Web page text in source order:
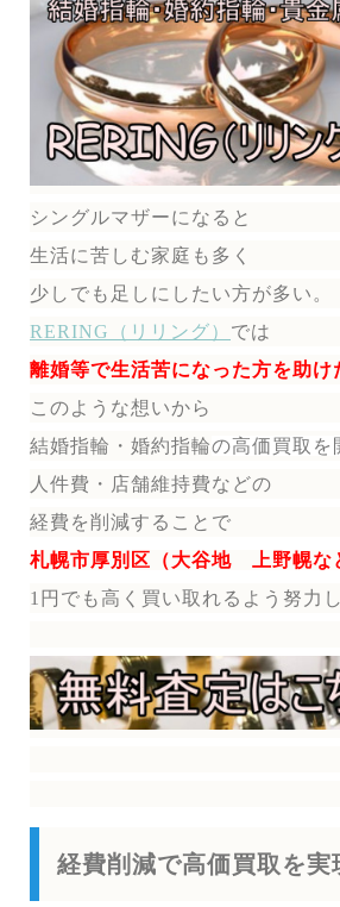
シングルマザーになると
生活に苦しむ家庭も多く
少しでも足しにしたい方が多い。
RERING（リリング） では
離婚等で生活苦になった方を助け
このような想いから
結婚指輪・婚約指輪の高価買取を
人件費・店舗維持費などの
経費を削減することで
札幌市厚別区（大谷地 上野幌な
1円でも高く買い取れるよう努力
経費削減で高価買取を実